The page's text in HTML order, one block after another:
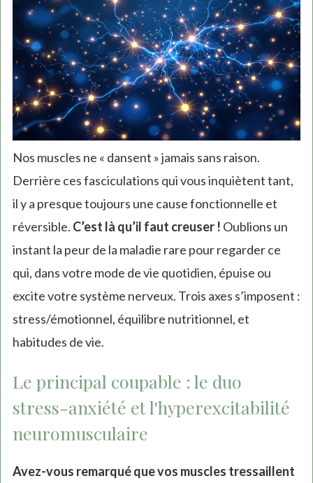
Nos muscles ne « dansent » jamais sans raison.
Derrière ces fasciculations qui vous inquiètent tant,
il y a presque toujours une cause fonctionnelle et
réversible. C’est là qu’il faut creuser ! Oublions un
instant la peur de la maladie rare pour regarder ce
qui, dans votre mode de vie quotidien, épuise ou
excite votre système nerveux. Trois axes s’imposent :
stress/émotionnel, équilibre nutritionnel, et
habitudes de vie.
Le principal coupable : le duo
stress-anxiété et l'hyperexcitabilité
neuromusculaire
Avez-vous remarqué que vos muscles tressaillent